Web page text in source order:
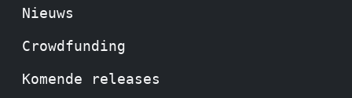
Nieuws
Crowdfunding
Komende releases